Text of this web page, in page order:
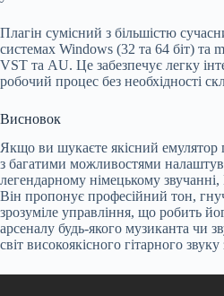
Плагін сумісний з більшістю
системах Windows (32 та 64 біт) та
VST та AU. Це забезпечує легку
робочий процес без необхідності
Висновок
Якщо ви шукаєте якісний емулятор
з багатими можливостями
легендарному німецькому
Він пропонує професійний тон,
зрозуміле управління, що робить
арсеналу будь-якого музиканта чи
світ високоякісного гітарного